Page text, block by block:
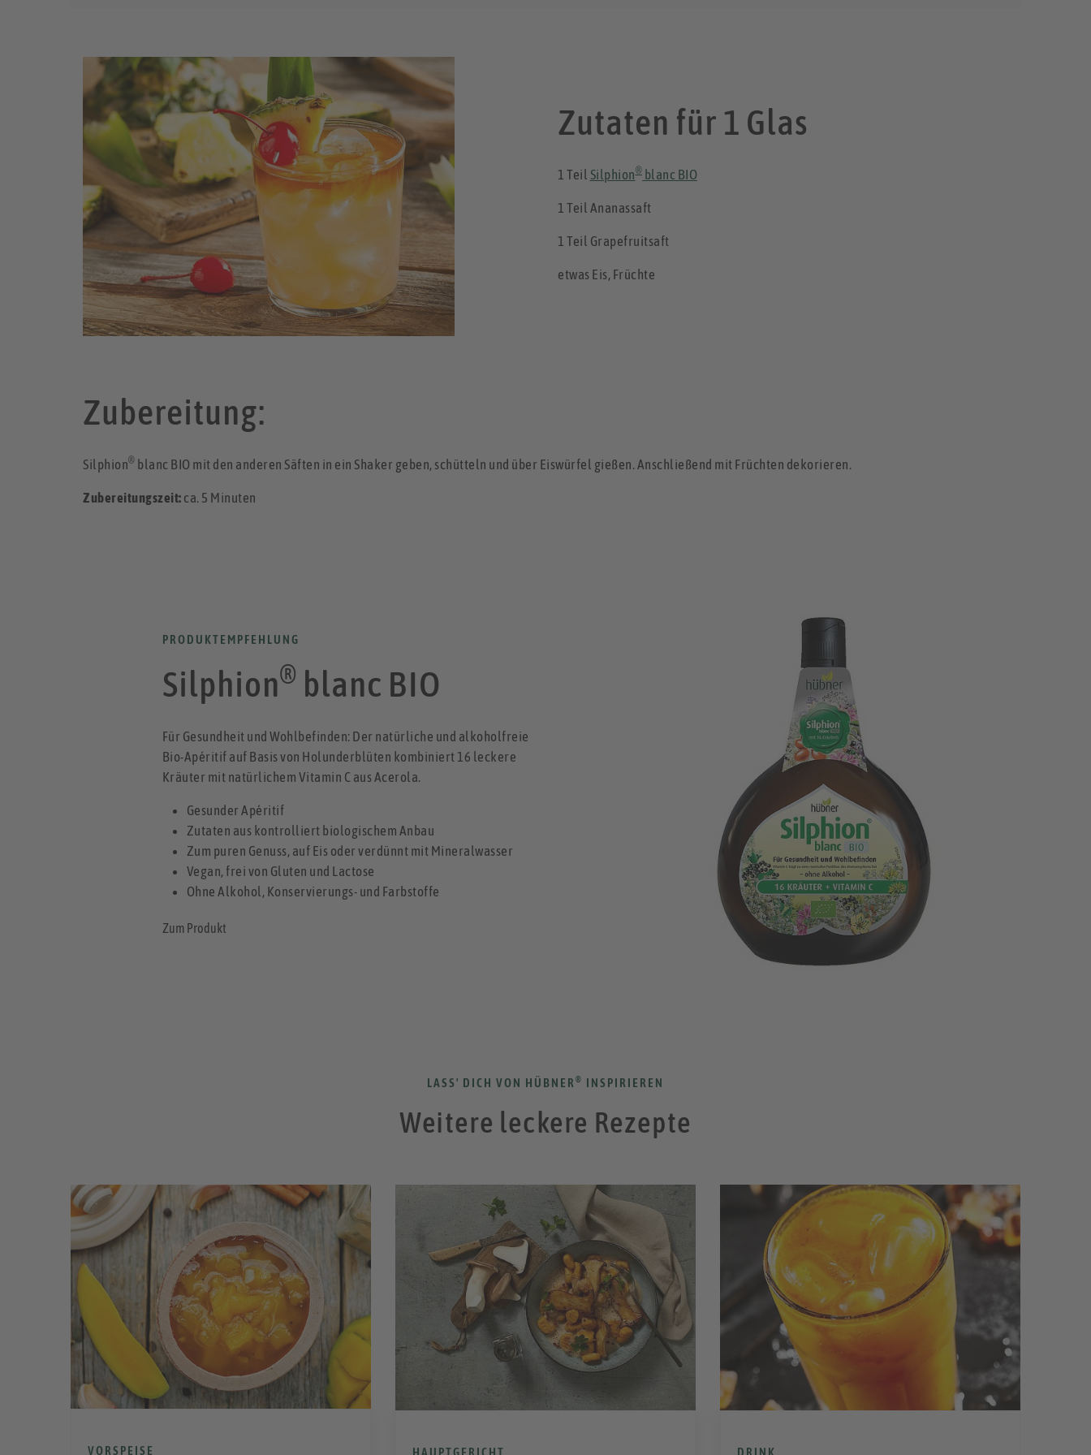
Zutaten für 1 Glas
1 Teil Silphion® blanc BIO
1 Teil Ananassaft
1 Teil Grapefruitsaft
etwas Eis, Früchte
Zubereitung:
Silphion® blanc BIO mit den anderen Säften in ein Shaker geben, schütteln und über Eiswürfel gießen. Anschließend mit Früchten dekorieren.
Zubereitungszeit: ca. 5 Minuten
PRODUKTEMPFEHLUNG
Silphion® blanc BIO
Für Gesundheit und Wohlbefinden: Der natürliche und alkoholfreie
Bio-Apéritif auf Basis von Holunderblüten kombiniert 16 leckere
Kräuter mit natürlichem Vitamin C aus Acerola.
Gesunder Apéritif
Zutaten aus kontrolliert biologischem Anbau
Zum puren Genuss, auf Eis oder verdünnt mit Mineralwasser
Vegan, frei von Gluten und Lactose
Ohne Alkohol, Konservierungs- und Farbstoffe
Zum Produkt
LASS' DICH VON HÜBNER ® INSPIRIEREN
Weitere leckere Rezepte
VORSPEISE DRINK